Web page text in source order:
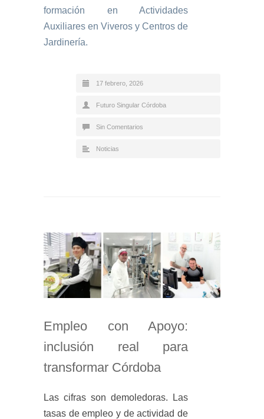
formación en Actividades
Auxiliares en Viveros y Centros de
Jardinería.
17 febrero, 2026
Futuro Singular Córdoba
Sin Comentarios
Noticias
Empleo con Apoyo:
inclusión real para
transformar Córdoba
Las cifras son demoledoras. Las
tasas de empleo y de actividad de